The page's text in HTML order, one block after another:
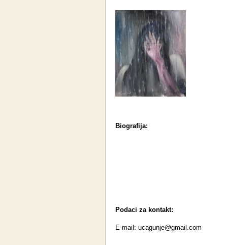
Biografija:
Podaci za kontakt:
E-mail: ucagunje@gmail.com